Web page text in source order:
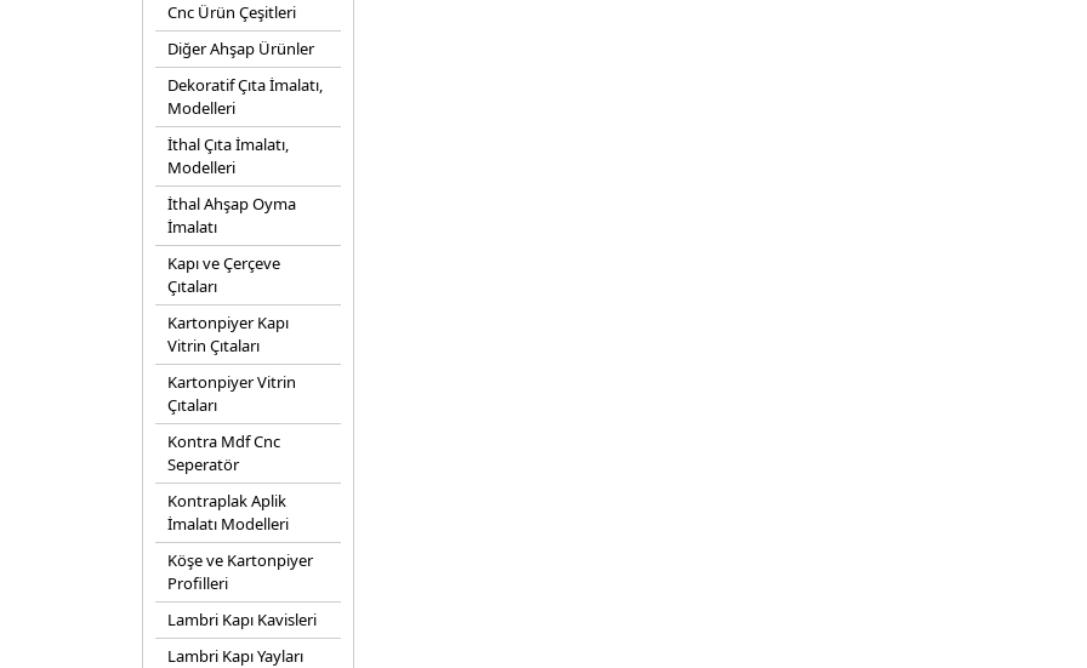
Cnc Ürün Çeşitleri
Diğer Ahşap Ürünler
Dekoratif Çıta İmalatı,
Modelleri
İthal Çıta İmalatı,
Modelleri
İthal Ahşap Oyma
İmalatı
Kapı ve Çerçeve
Çıtaları
Kartonpiyer Kapı
Vitrin Çıtaları
Kartonpiyer Vitrin
Çıtaları
Kontra Mdf Cnc
Seperatör
Kontraplak Aplik
İmalatı Modelleri
Köşe ve Kartonpiyer
Profilleri
Lambri Kapı Kavisleri
Lambri Kapı Yayları